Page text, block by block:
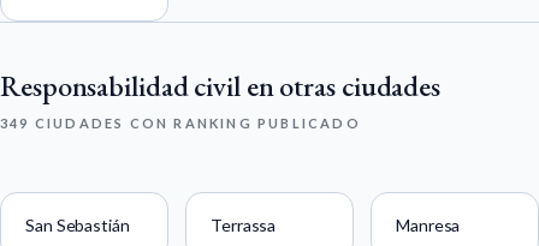
Responsabilidad civil en otras ciudades
349 CIUDADES CON RANKING PUBLICADO
San Sebastián Terrassa Manresa